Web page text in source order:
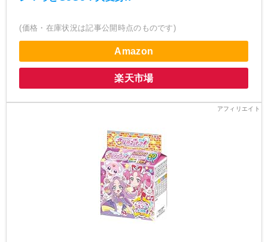
(価格・在庫状況は記事公開時点のものです)
Amazon
楽天市場